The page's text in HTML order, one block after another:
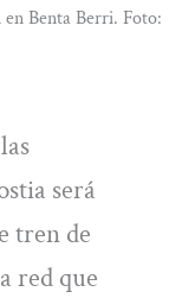
en Benta Berri. Foto:
será
tren de
red que